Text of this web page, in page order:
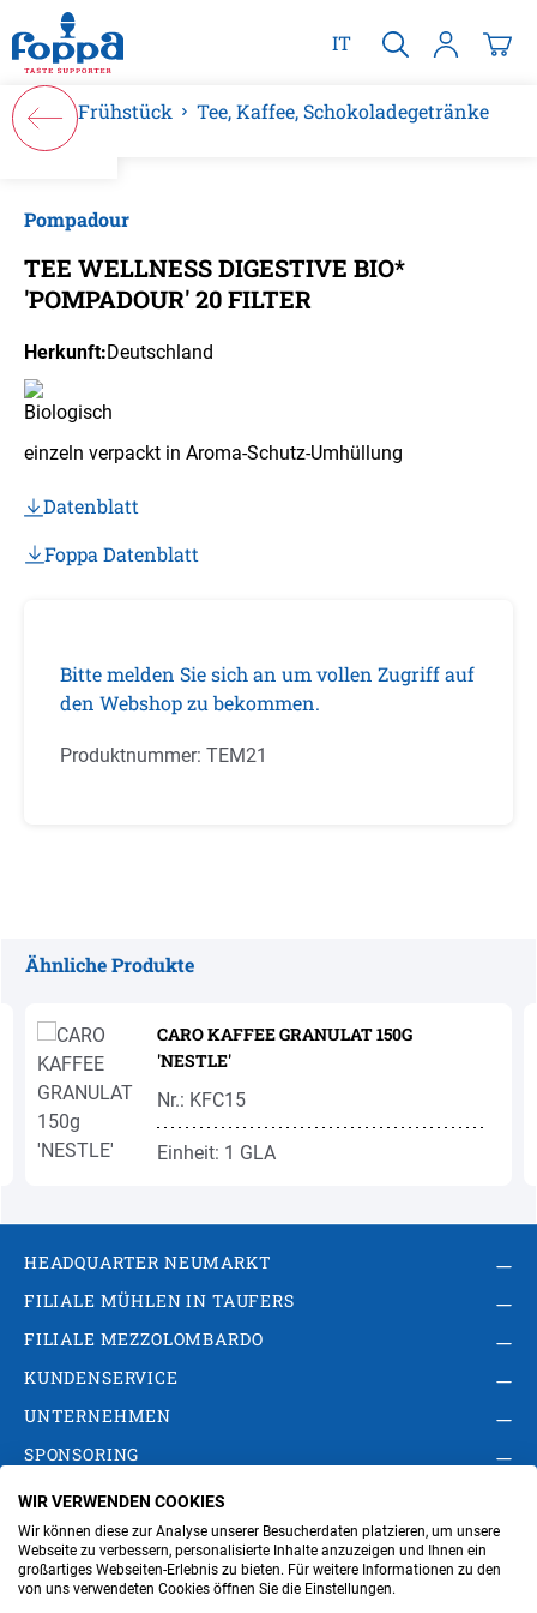
springen
IT
Frühstück Tee, Kaffee, Schokoladegetränke
Pompadour
TEE WELLNESS DIGESTIVE BIO*
'POMPADOUR' 20 FILTER
Herkunft:Deutschland
einzeln verpackt in Aroma-Schutz-Umhüllung
Datenblatt
Foppa Datenblatt
Bitte melden Sie sich an um vollen Zugriff auf
den Webshop zu bekommen.
Produktnummer: TEM21
Ähnliche Produkte
CARO KAFFEE GRANULAT 150G
'NESTLE'
Nr.: KFC15
Einheit: 1 GLA
HEADQUARTER NEUMARKT
FILIALE MÜHLEN IN TAUFERS
FILIALE MEZZOLOMBARDO
KUNDENSERVICE
UNTERNEHMEN
SPONSORING
AGB Privacy Policy
Impressum
Cookie-Einstellungen ändern
Verwaltung
WIR VERWENDEN COOKIES
Wir können diese zur Analyse unserer Besucherdaten platzieren, um unsere
Webseite zu verbessern, personalisierte Inhalte anzuzeigen und Ihnen ein
großartiges Webseiten-Erlebnis zu bieten. Für weitere Informationen zu den
von uns verwendeten Cookies öffnen Sie die Einstellungen.